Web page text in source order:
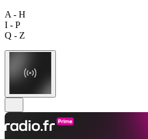
A - H
I - P
Q - Z